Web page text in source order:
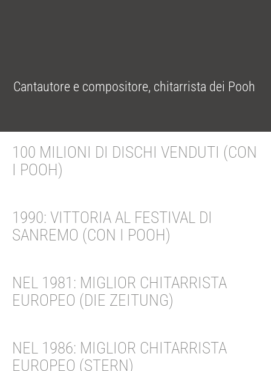
Cantautore e compositore, chitarrista dei Pooh
100 MILIONI DI DISCHI VENDUTI (CON
I POOH)
1990: VITTORIA AL FESTIVAL DI
SANREMO (CON I POOH)
NEL 1981: MIGLIOR CHITARRISTA
EUROPEO (DIE ZEITUNG)
NEL 1986: MIGLIOR CHITARRISTA
EUROPEO (STERN)